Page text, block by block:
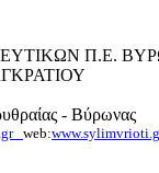
Π.Ε.
- Βύρωνας
web: